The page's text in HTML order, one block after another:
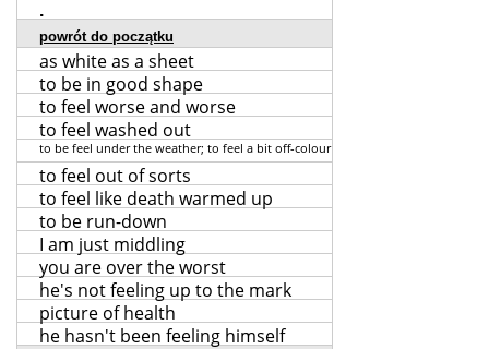
.
powrót do początku
as white as a sheet
to be in good shape
to feel worse and worse
to feel washed out
to be feel under the weather; to feel a bit off-colour
to feel out of sorts
to feel like death warmed up
to be run-down
I am just middling
you are over the worst
he's not feeling up to the mark
picture of health
he hasn't been feeling himself